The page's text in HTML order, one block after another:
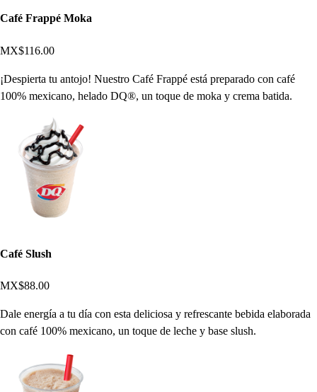
Café Frappé Moka
MX$116.00
¡Despierta tu antojo! Nuestro Café Frappé está preparado con café
100% mexicano, helado DQ®, un toque de moka y crema batida.
Café Slush
MX$88.00
Dale energía a tu día con esta deliciosa y refrescante bebida elaborada
con café 100% mexicano, un toque de leche y base slush.